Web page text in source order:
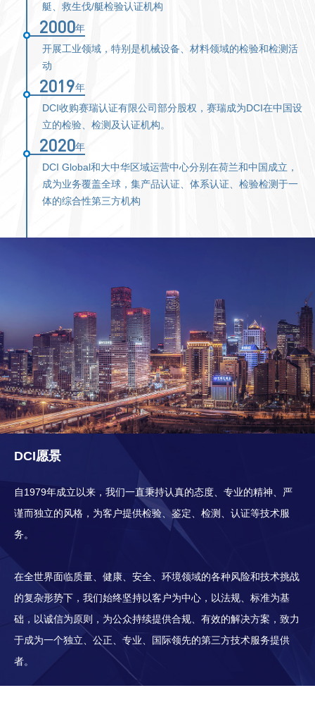
艇、救生伐/艇检验认证机构
2000年
开展工业领域，特别是机械设备、材料领域的检验和检测活
动
2019年
DCI收购赛瑞认证有限公司部分股权，赛瑞成为DCI在中国设
立的检验、检测及认证机构。
2020年
DCI Global和大中华区域运营中心分别在荷兰和中国成立，
成为业务覆盖全球，集产品认证、体系认证、检验检测于一
体的综合性第三方机构
DCI愿景
自1979年成立以来，我们一直秉持认真的态度、专业的精神、严
谨而独立的风格，为客户提供检验、鉴定、检测、认证等技术服
务。
在全世界面临质量、健康、安全、环境领域的各种风险和技术挑战
的复杂形势下，我们始终坚持以客户为中心，以法规、标准为基
础，以诚信为原则，为公众持续提供合规、有效的解决方案，致力
于成为一个独立、公正、专业、国际领先的第三方技术服务提供
者。